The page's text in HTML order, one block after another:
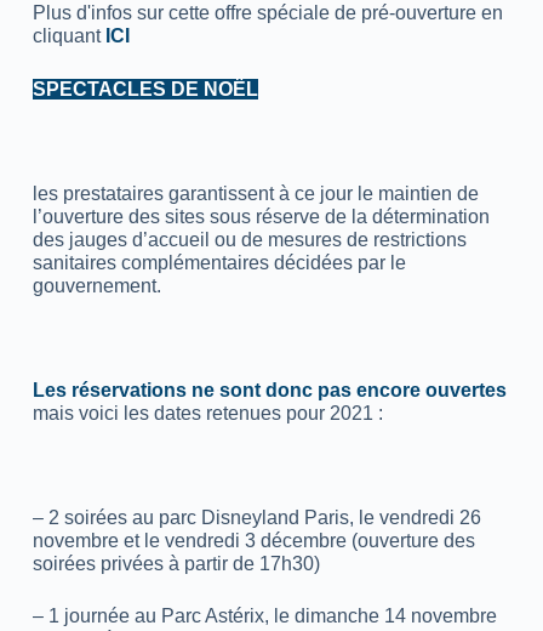
Plus d'infos sur cette offre spéciale de pré-ouverture en
cliquant ICI
SPECTACLES DE NOËL
les prestataires garantissent à ce jour le maintien de
l’ouverture des sites sous réserve de la détermination
des jauges d’accueil ou de mesures de restrictions
sanitaires complémentaires décidées par le
gouvernement.
Les réservations ne sont donc pas encore ouvertes
mais voici les dates retenues pour 2021 :
– 2 soirées au parc Disneyland Paris, le vendredi 26
novembre et le vendredi 3 décembre (ouverture des
soirées privées à partir de 17h30)
– 1 journée au Parc Astérix, le dimanche 14 novembre